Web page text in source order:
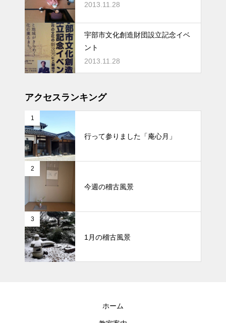
2013.11.28
宇部市文化創造財団設立記念イベ
ント
2013.11.28
アクセスランキング
1
行って参りました「庵心月」
2
今週の稽古風景
3
1月の稽古風景
ホーム